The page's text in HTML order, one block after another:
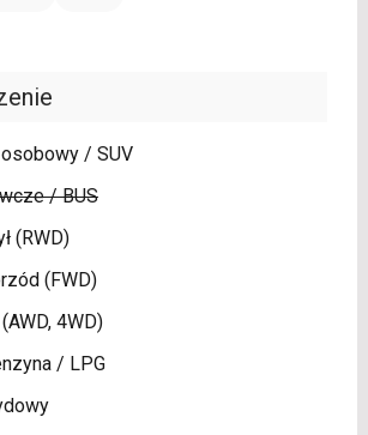
/ SUV
/ BUS
(RWD)
(FWD)
4WD)
/ LPG